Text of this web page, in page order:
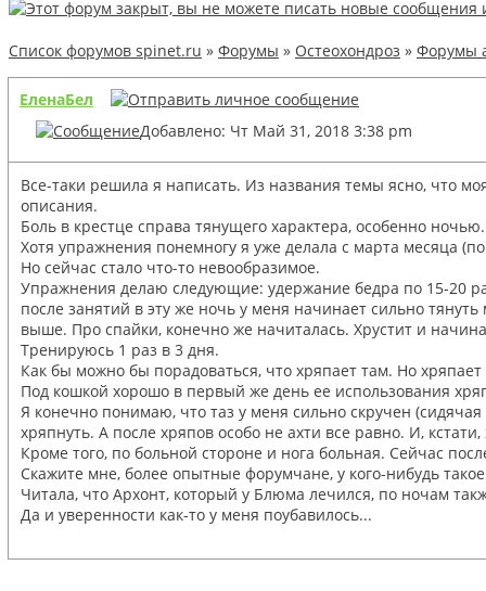
Список форумов spinet.ru » Форумы » Остеохондроз » Форумы
ЕленаБел
Добавлено: Чт Май 31, 2018 3:38 pm
Все-таки решила я написать. Из названия темы ясно, что
описания.
Боль в крестце справа тянущего характера, особенно
Хотя упражнения понемногу я уже делала с марта месяца
Но сейчас стало что-то невообразимое.
Упражнения делаю следующие: удержание бедра по 15-20
после занятий в эту же ночь у меня начинает сильно
выше. Про спайки, конечно же начиталась. Хрустит и
Тренируюсь 1 раз в 3 дня.
Как бы можно бы порадоваться, что хряпает там. Но
Под кошкой хорошо в первый же день ее использования
Я конечно понимаю, что таз у меня сильно скручен
хряпнуть. А после хряпов особо не ахти все равно. И,
Кроме того, по больной стороне и нога больная. Сейчас
Скажите мне, более опытные форумчане, у кого-нибудь
Читала, что Архонт, который у Блюма лечился, по ночам
Да и уверенности как-то у меня поубавилось...